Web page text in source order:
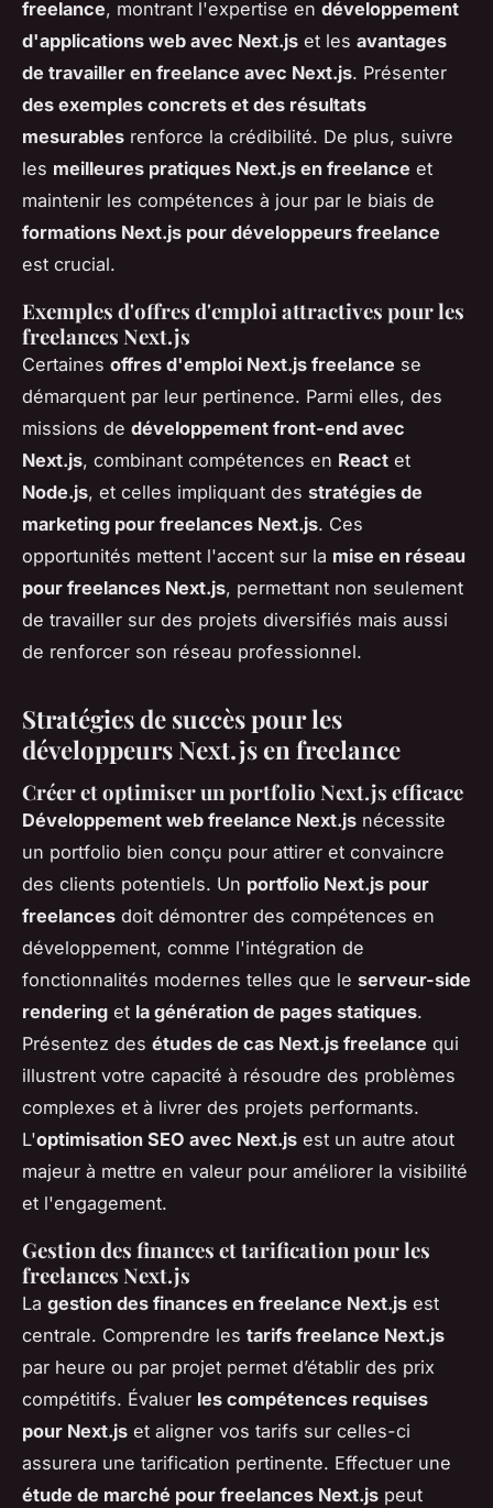
freelance, montrant l'expertise en développement
d'applications web avec Next.js et les avantages
de travailler en freelance avec Next.js. Présenter
des exemples concrets et des résultats
mesurables renforce la crédibilité. De plus, suivre
les meilleures pratiques Next.js en freelance et
maintenir les compétences à jour par le biais de
formations Next.js pour développeurs freelance
est crucial.
Exemples d'offres d'emploi attractives pour les
freelances Next.js
Certaines offres d'emploi Next.js freelance se
démarquent par leur pertinence. Parmi elles, des
missions de développement front-end avec
Next.js, combinant compétences en React et
Node.js, et celles impliquant des stratégies de
marketing pour freelances Next.js. Ces
opportunités mettent l'accent sur la mise en réseau
pour freelances Next.js, permettant non seulement
de travailler sur des projets diversifiés mais aussi
de renforcer son réseau professionnel.
Stratégies de succès pour les
développeurs Next.js en freelance
Créer et optimiser un portfolio Next.js efficace
Développement web freelance Next.js nécessite
un portfolio bien conçu pour attirer et convaincre
des clients potentiels. Un portfolio Next.js pour
freelances doit démontrer des compétences en
développement, comme l'intégration de
fonctionnalités modernes telles que le serveur-side
rendering et la génération de pages statiques.
Présentez des études de cas Next.js freelance qui
illustrent votre capacité à résoudre des problèmes
complexes et à livrer des projets performants.
L'optimisation SEO avec Next.js est un autre atout
majeur à mettre en valeur pour améliorer la visibilité
et l'engagement.
Gestion des finances et tarification pour les
freelances Next.js
La gestion des finances en freelance Next.js est
centrale. Comprendre les tarifs freelance Next.js
par heure ou par projet permet d’établir des prix
compétitifs. Évaluer les compétences requises
pour Next.js et aligner vos tarifs sur celles-ci
assurera une tarification pertinente. Effectuer une
étude de marché pour freelances Next.js peut